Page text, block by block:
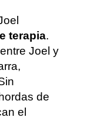
terapia.
Joel y
de
el